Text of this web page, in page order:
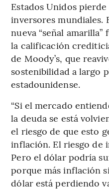
Estados Unidos
inversores mundiales.
nueva “señal
la calificación
de Moody’s, que
sostenibilidad a largo
estadounidense.
“Si el mercado
la deuda se está
el riesgo de que esto
inflación. El riesgo de
Pero el dólar podría
porque más inflación
dólar está perdiendo